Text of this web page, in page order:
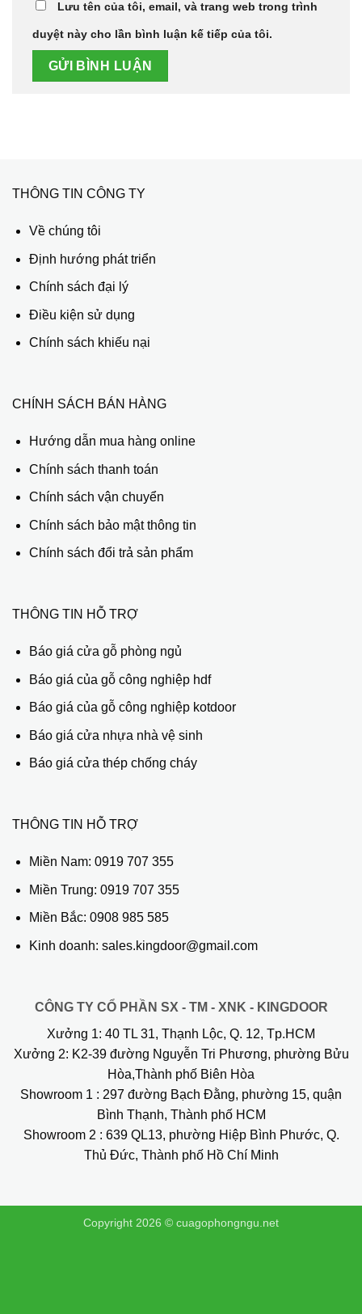
Lưu tên của tôi, email, và trang web trong trình
duyệt này cho lần bình luận kế tiếp của tôi.
THÔNG TIN CÔNG TY
Về chúng tôi
Định hướng phát triển
Chính sách đại lý
Điều kiện sử dụng
Chính sách khiếu nại
CHÍNH SÁCH BÁN HÀNG
Hướng dẫn mua hàng online
Chính sách thanh toán
Chính sách vận chuyển
Chính sách bảo mật thông tin
Chính sách đổi trả sản phẩm
THÔNG TIN HỖ TRỢ
Báo giá cửa gỗ phòng ngủ
Báo giá của gỗ công nghiệp hdf
Báo giá của gỗ công nghiệp kotdoor
Báo giá cửa nhựa nhà vệ sinh
Báo giá cửa thép chống cháy
THÔNG TIN HỖ TRỢ
Miền Nam: 0919 707 355
Miền Trung: 0919 707 355
Miền Bắc: 0908 985 585
Kinh doanh: sales.kingdoor@gmail.com
CÔNG TY CỔ PHẦN SX - TM - XNK - KINGDOOR
Xưởng 1: 40 TL 31, Thạnh Lộc, Q. 12, Tp.HCM
Xưởng 2: K2-39 đường Nguyễn Tri Phương, phường Bửu
Hòa,Thành phố Biên Hòa
Showroom 1 : 297 đường Bạch Đằng, phường 15, quận
Bình Thạnh, Thành phố HCM
Showroom 2 : 639 QL13, phường Hiệp Bình Phước, Q.
Thủ Đức, Thành phố Hồ Chí Minh
Copyright 2026 © cuagophongngu.net